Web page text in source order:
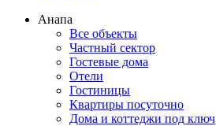
Анапа
Все объекты
Частный сектор
Гостевые дома
Отели
Гостиницы
Квартиры посуточно
Дома и коттеджи под ключ